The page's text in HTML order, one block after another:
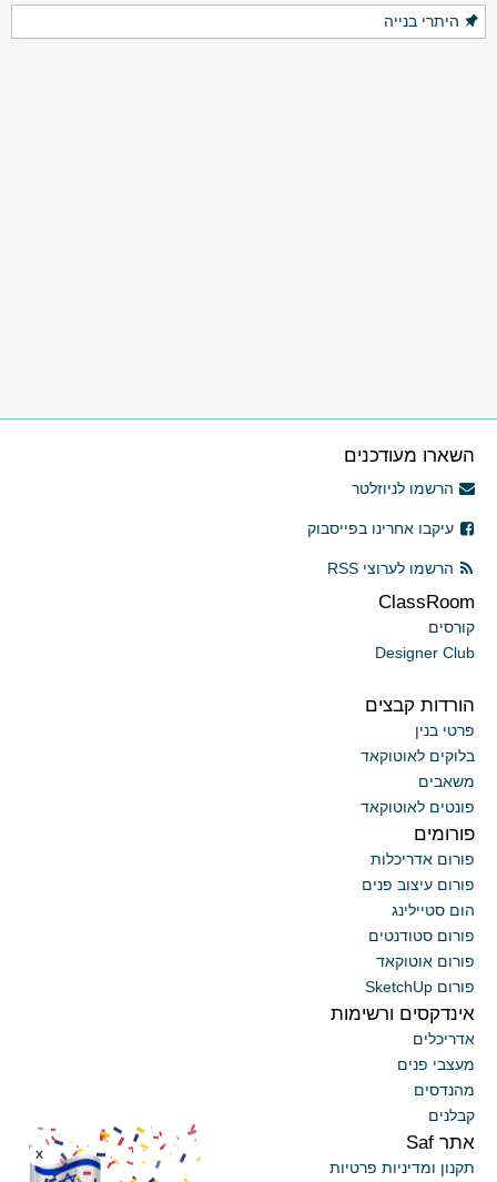
היתרי בנייה
השארו מעודכנים
הרשמו לניוזלטר
עיקבו אחרינו בפייסבוק
הרשמו לערוצי RSS
ClassRoom
קורסים
Designer Club
הורדות קבצים
פרטי בנין
בלוקים לאוטוקאד
משאבים
פונטים לאוטוקאד
פורומים
פורום אדריכלות
פורום עיצוב פנים
הום סטיילינג
פורום סטודנטים
פורום אוטוקאד
פורום SketchUp
אינדקסים ורשימות
אדריכלים
מעצבי פנים
מהנדסים
קבלנים
אתר Saf
תקנון ומדיניות פרטיות
x